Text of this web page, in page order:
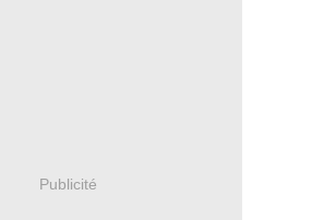
Publicité